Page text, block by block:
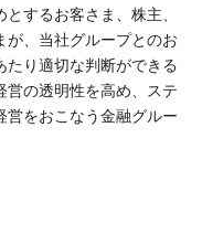
するお客さま、株主、
が、当社グループとのお
り適切な判断ができる
営の透明性を高め、ステ
営をおこなう金融グルー